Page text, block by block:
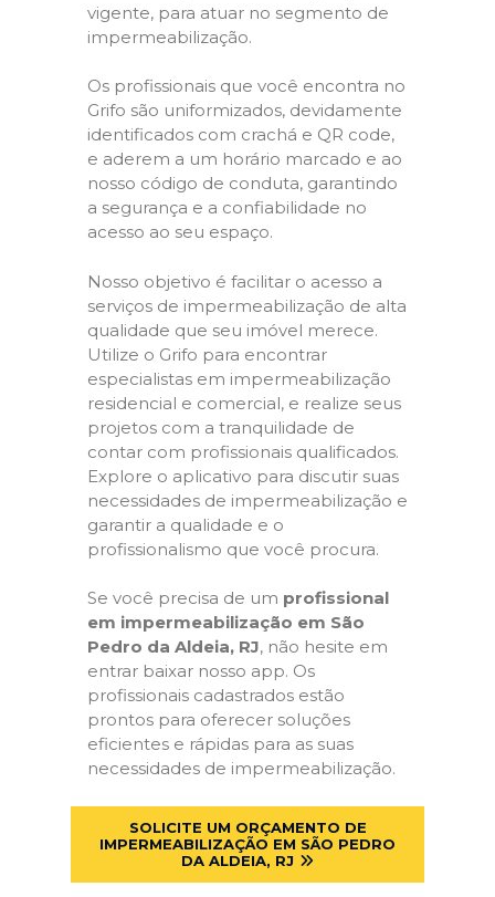
vigente, para atuar no segmento de
impermeabilização.
Os profissionais que você encontra no
Grifo são uniformizados, devidamente
identificados com crachá e QR code,
e aderem a um horário marcado e ao
nosso código de conduta, garantindo
a segurança e a confiabilidade no
acesso ao seu espaço.
Nosso objetivo é facilitar o acesso a
serviços de impermeabilização de alta
qualidade que seu imóvel merece.
Utilize o Grifo para encontrar
especialistas em impermeabilização
residencial e comercial, e realize seus
projetos com a tranquilidade de
contar com profissionais qualificados.
Explore o aplicativo para discutir suas
necessidades de impermeabilização e
garantir a qualidade e o
profissionalismo que você procura.
Se você precisa de um profissional
em impermeabilização em São
Pedro da Aldeia, RJ, não hesite em
entrar baixar nosso app. Os
profissionais cadastrados estão
prontos para oferecer soluções
eficientes e rápidas para as suas
necessidades de impermeabilização.
SOLICITE UM ORÇAMENTO DE
IMPERMEABILIZAÇÃO EM SÃO PEDRO
DA ALDEIA, RJ